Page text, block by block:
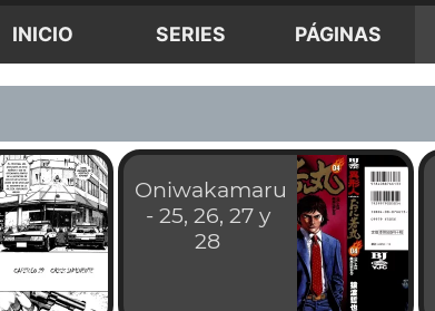
INICIO SERIES PÁGINAS
Oniwakamaru
- 25, 26, 27 y
28